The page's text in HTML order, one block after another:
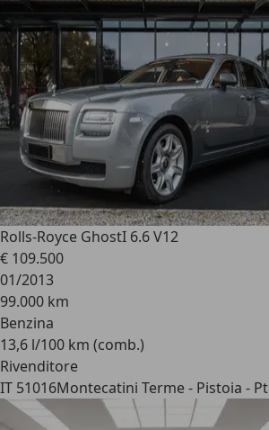
Rolls-Royce GhostI 6.6 V12
€ 109.500
01/2013
99.000 km
Benzina
13,6 l/100 km (comb.)
Rivenditore
IT 51016Montecatini Terme - Pistoia - Pt